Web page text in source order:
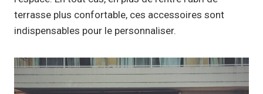
terrasse plus confortable, ces accessoires sont
indispensables pour le personnaliser.